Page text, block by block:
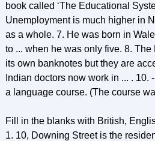
book called ‘The Educational
Unemployment is much higher in
as a whole. 7. He was born in
to ... when he was only five. 8.
its own banknotes but they are
Indian doctors now work in ... . 10.
a language course. (The course
Fill in the blanks with British,
1. 10, Downing Street is the